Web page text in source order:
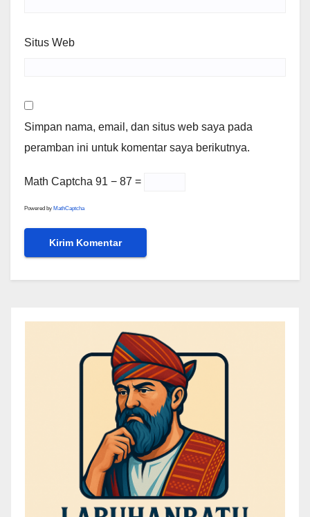
Situs Web
Simpan nama, email, dan situs web saya pada
peramban ini untuk komentar saya berikutnya.
Math Captcha 91 − 87 =
Powered by MathCaptcha